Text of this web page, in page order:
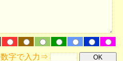
数字で入力⇒